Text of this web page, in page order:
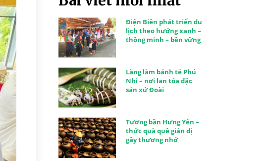
Điện Biên phát triển du
lịch theo hướng xanh –
thông minh – bền vững
Làng làm bánh tẻ Phú
Nhi – nơi lan tỏa đặc
sản xứ Đoài
Tương bần Hưng Yên –
thức quà quê giản dị
gây thương nhớ